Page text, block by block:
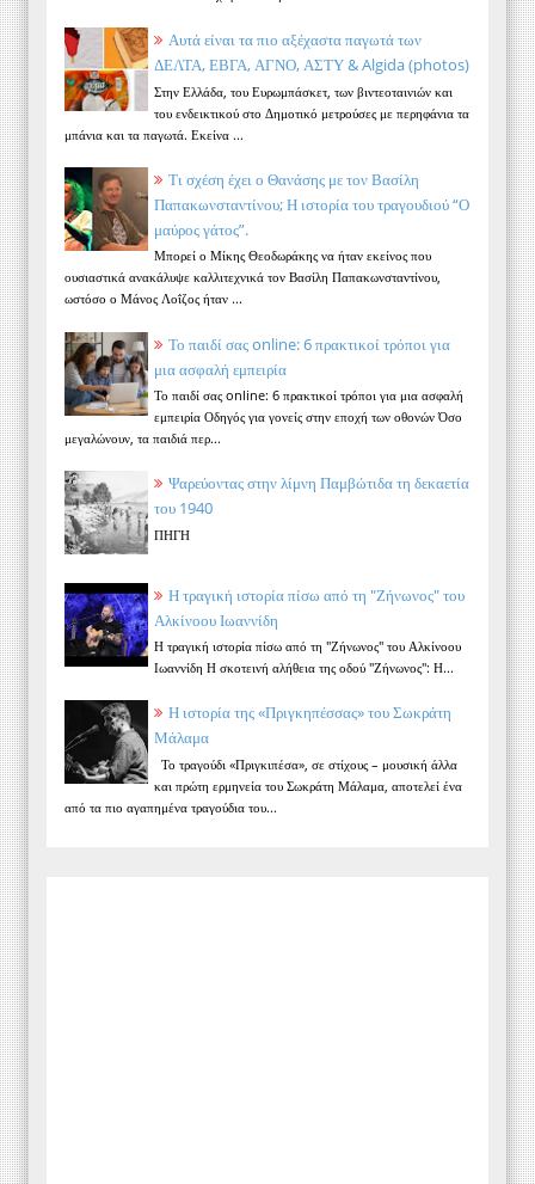
Αυτά είναι τα πιο αξέχαστα παγωτά των
ΔΕΛΤΑ, ΕΒΓΑ, ΑΓΝΟ, ΑΣΤΥ & Algida (photos)
Στην Ελλάδα, του Ευρωμπάσκετ, των βιντεοταινιών και
του ενδεικτικού στο Δημοτικό μετρούσες με περηφάνια τα
μπάνια και τα παγωτά. Εκείνα ...
Τι σχέση έχει ο Θανάσης με τον Βασίλη
Παπακωνσταντίνου; Η ιστορία του τραγουδιού “Ο
μαύρος γάτος”.
Μπορεί ο Μίκης Θεοδωράκης να ήταν εκείνος που
ουσιαστικά ανακάλυψε καλλιτεχνικά τον Βασίλη Παπακωνσταντίνου,
ωστόσο ο Μάνος Λοΐζος ήταν ...
Το παιδί σας online: 6 πρακτικοί τρόποι για
μια ασφαλή εμπειρία
Το παιδί σας online: 6 πρακτικοί τρόποι για μια ασφαλή
εμπειρία Οδηγός για γονείς στην εποχή των οθονών Όσο
μεγαλώνουν, τα παιδιά περ...
Ψαρεύοντας στην λίμνη Παμβώτιδα τη δεκαετία
του 1940
ΠΗΓΗ
Η τραγική ιστορία πίσω από τη "Ζήνωνος" του
Αλκίνοου Ιωαννίδη
Η τραγική ιστορία πίσω από τη "Ζήνωνος" του Αλκίνοου
Ιωαννίδη Η σκοτεινή αλήθεια της οδού "Ζήνωνος": Η...
Η ιστορία της «Πριγκηπέσσας» του Σωκράτη
Μάλαμα
Το τραγούδι «Πριγκιπέσα», σε στίχους – μουσική άλλα
και πρώτη ερμηνεία του Σωκράτη Μάλαμα, αποτελεί ένα
από τα πιο αγαπημένα τραγούδια του...